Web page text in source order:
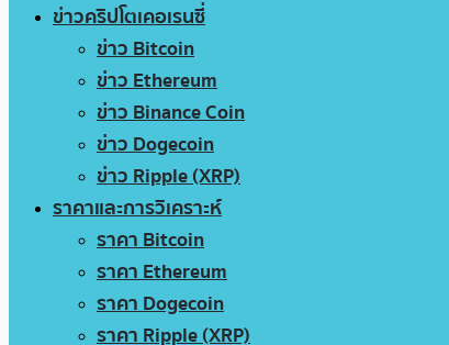
ข่าวคริปโตเคอเรนซี่
ข่าว Bitcoin
ข่าว Ethereum
ข่าว Binance Coin
ข่าว Dogecoin
ข่าว Ripple (XRP)
ราคาและการวิเคราะห์
ราคา Bitcoin
ราคา Ethereum
ราคา Dogecoin
ราคา Ripple (XRP)